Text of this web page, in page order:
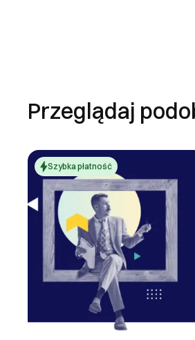
Przeglądaj
Szybka płatność